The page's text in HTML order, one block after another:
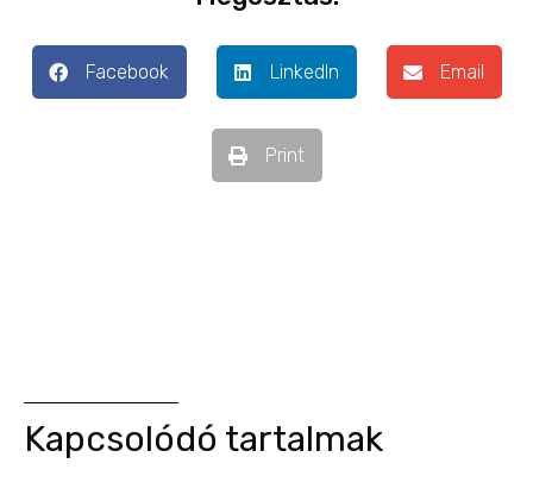
Facebook LinkedIn Email
Print
Kapcsolódó tartalmak